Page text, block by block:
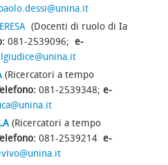
(Docenti di ruolo di Ia
081-2539096; e-
(Ricercatori a tempo
081-2539348; e-
(Ricercatori a tempo
081-2539214 e-